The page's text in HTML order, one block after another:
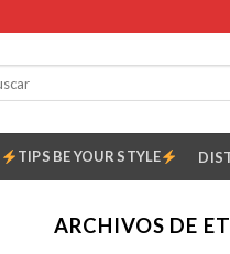
TIPS BE YOUR STYLE
ARCHIVOS DE